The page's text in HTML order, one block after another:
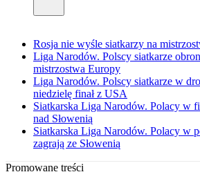
Rosja nie wyśle siatkarzy na
Liga Narodów. Polscy siatkarze
mistrzostwa Europy
Liga Narodów. Polscy siatkarze w
niedzielę finał z USA
Siatkarska Liga Narodów. Polacy w
nad Słowenią
Siatkarska Liga Narodów. Polacy w
zagrają ze Słowenią
Promowane treści